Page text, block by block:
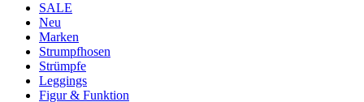
SALE
Neu
Marken
Strumpfhosen
Strümpfe
Leggings
Figur & Funktion